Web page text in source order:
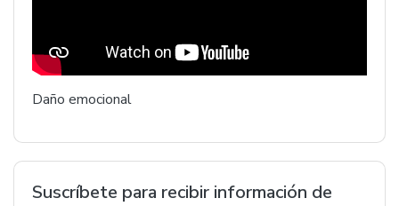
Daño emocional
Suscríbete para recibir información de